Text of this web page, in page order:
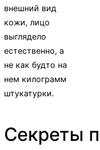
внешний вид
кожи, лицо
выглядело
естественно, а
не как будто на
нем килограмм
штукатурки.
Секреты